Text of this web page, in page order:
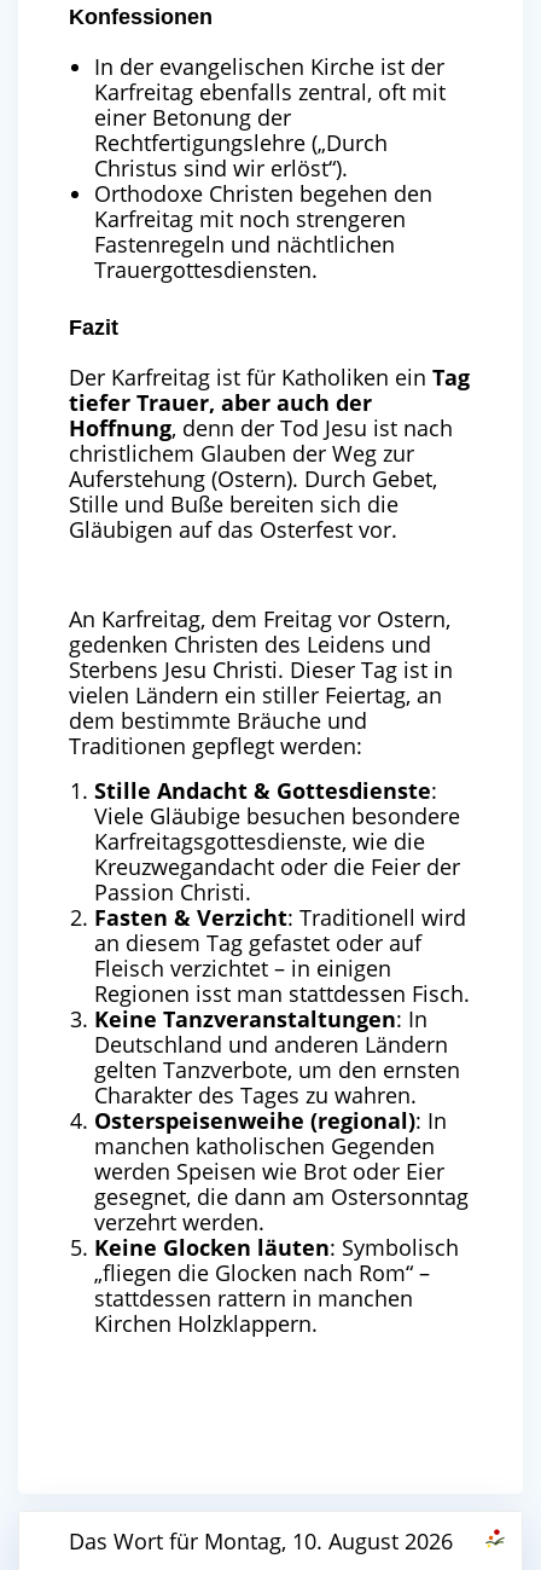
Konfessionen
In der evangelischen Kirche ist der
Karfreitag ebenfalls zentral, oft mit
einer Betonung der
Rechtfertigungslehre („Durch
Christus sind wir erlöst“).
Orthodoxe Christen begehen den
Karfreitag mit noch strengeren
Fastenregeln und nächtlichen
Trauergottesdiensten.
Fazit
Der Karfreitag ist für Katholiken ein Tag
tiefer Trauer, aber auch der
Hoffnung, denn der Tod Jesu ist nach
christlichem Glauben der Weg zur
Auferstehung (Ostern). Durch Gebet,
Stille und Buße bereiten sich die
Gläubigen auf das Osterfest vor.
An Karfreitag, dem Freitag vor Ostern,
gedenken Christen des Leidens und
Sterbens Jesu Christi. Dieser Tag ist in
vielen Ländern ein stiller Feiertag, an
dem bestimmte Bräuche und
Traditionen gepflegt werden:
Stille Andacht & Gottesdienste:
Viele Gläubige besuchen besondere
Karfreitagsgottesdienste, wie die
Kreuzwegandacht oder die Feier der
Passion Christi.
Fasten & Verzicht: Traditionell wird
an diesem Tag gefastet oder auf
Fleisch verzichtet – in einigen
Regionen isst man stattdessen Fisch.
Keine Tanzveranstaltungen: In
Deutschland und anderen Ländern
gelten Tanzverbote, um den ernsten
Charakter des Tages zu wahren.
Osterspeisenweihe (regional): In
manchen katholischen Gegenden
werden Speisen wie Brot oder Eier
gesegnet, die dann am Ostersonntag
verzehrt werden.
Keine Glocken läuten: Symbolisch
„fliegen die Glocken nach Rom“ –
stattdessen rattern in manchen
Kirchen Holzklappern.
Das Wort für Montag, 10. August 2026